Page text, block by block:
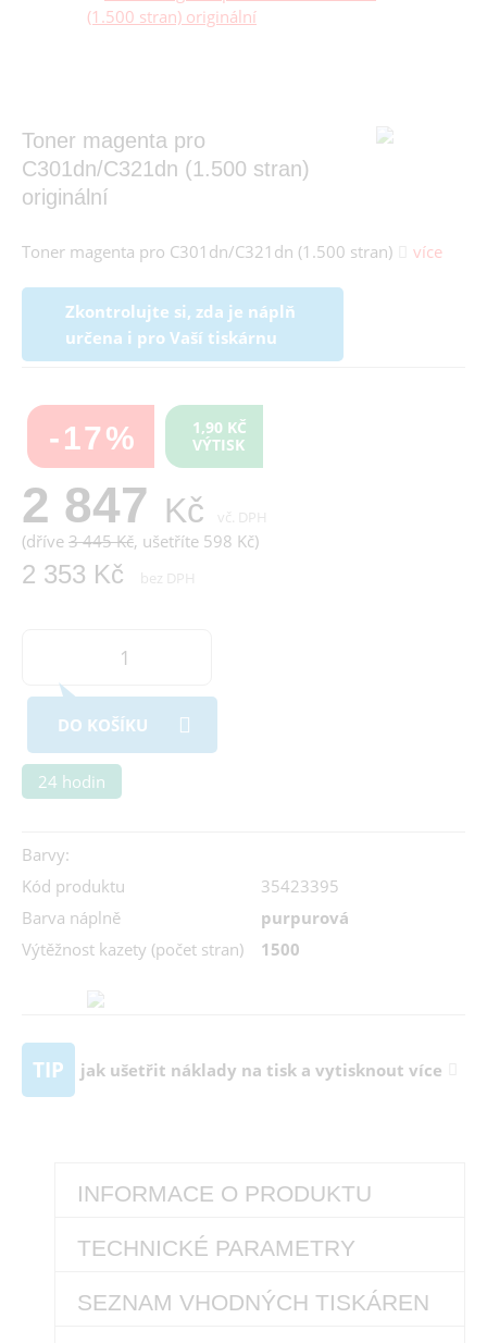
Toner magenta pro
C301dn/C321dn (1.500 stran)
originální
Toner magenta pro C301dn/C321dn (1.500 stran) více
Zkontrolujte si, zda je náplň
určena i pro Vaší tiskárnu
-17%
1,90 KČ
VÝTISK
2 847 Kč vč. DPH
(dříve 3 445 Kč, ušetříte 598 Kč)
2 353 Kč bez DPH
DO KOŠÍKU
24 hodin
Barvy:
Kód produktu
35423395
Barva náplně
purpurová
Výtěžnost kazety (počet stran)
1500
TIP jak ušetřit náklady na tisk a vytisknout více
INFORMACE O PRODUKTU
TECHNICKÉ PARAMETRY
SEZNAM VHODNÝCH TISKÁREN